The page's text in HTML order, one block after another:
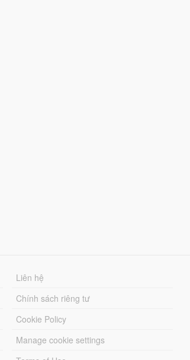
Liên hệ
Chính sách riêng tư
Cookie Policy
Manage cookie settings